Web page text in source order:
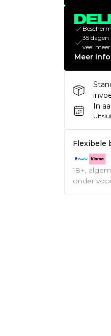
35
veel meer.
Meer
In
Flexibele
18+,
onder